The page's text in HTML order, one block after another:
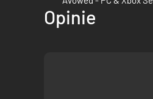
Opinie